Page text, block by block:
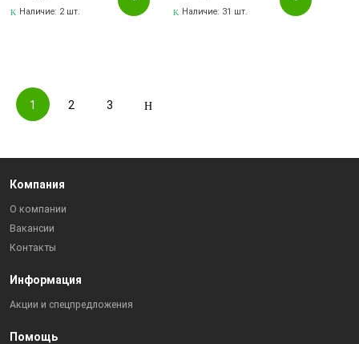
Наличие: 2 шт. Наличие: 31 шт.
1 2 3
Компания
О компании
Вакансии
Контакты
Информация
Акции и спецпредложения
Помощь